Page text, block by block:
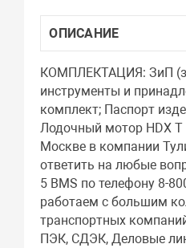
ОПИСАНИЕ
КОМПЛЕКТАЦИЯ: ЗиП
инструменты и
комплект; Паспорт
Лодочный мотор HDX T
Москве в компании
ответить на любые
5 BMS по телефону 8-
работаем с большим
транспортных
ПЭК, СДЭК, Деловые